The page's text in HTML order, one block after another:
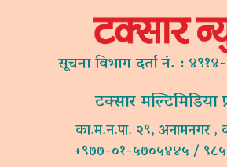
सूचना विभाग दर्ता नं. :
टक्सार मल्टिमिडिया
का.म.न.पा. २९, अनामनगर ,
+९७७-०१-५७०५४४५ /